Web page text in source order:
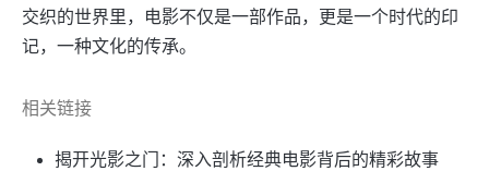
交织的世界里，电影不仅是一部作品，更是一个时代的印
记，一种文化的传承。
相关链接
揭开光影之门：深入剖析经典电影背后的精彩故事